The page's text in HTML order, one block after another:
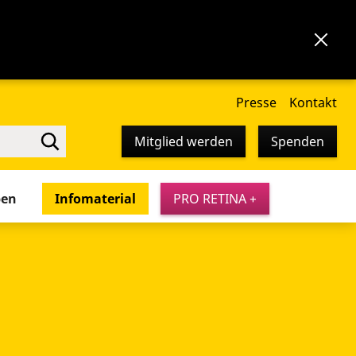
Presse Kontakt
Mitglied werden Spenden
Infomaterial PRO RETINA +